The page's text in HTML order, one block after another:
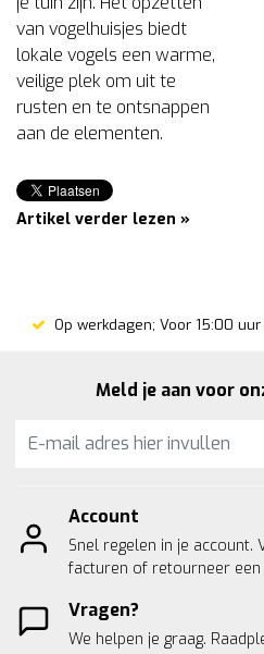
van vogelhuisjes biedt
lokale vogels een warme,
veilige plek om uit te
rusten en te ontsnappen
aan de elementen.
Artikel verder lezen »
Op werkdagen; Voor 15:00
Meld je aan voor
Account
Snel regelen in je account.
facturen of retourneer een
Vragen?
We helpen je graag.